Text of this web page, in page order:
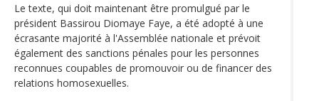
Le texte, qui doit maintenant être promulgué par le
président Bassirou Diomaye Faye, a été adopté à une
écrasante majorité à l'Assemblée nationale et prévoit
également des sanctions pénales pour les personnes
reconnues coupables de promouvoir ou de financer des
relations homosexuelles.